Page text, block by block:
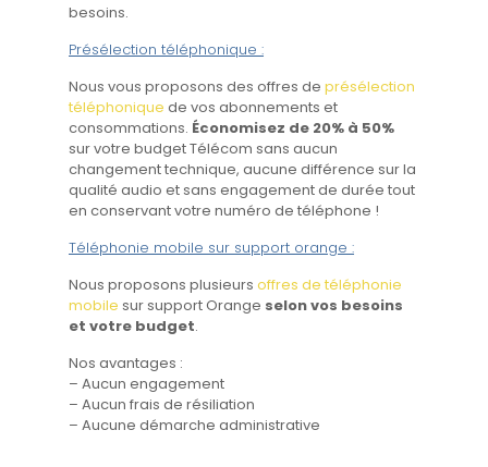
besoins.
Présélection téléphonique :
Nous vous proposons des offres deprésélection
téléphonique de vos abonnements et
consommations. Économisez de 20% à 50%
sur votre budget Télécom sans aucun
changement technique, aucune différence sur la
qualité audio et sans engagement de durée tout
en conservant votre numéro de téléphone !
Téléphonie mobile sur support orange :
Nous proposons plusieursoffres de téléphonie
mobile sur support Orange selon vos besoins
et votre budget.
Nos avantages :
– Aucun engagement
– Aucun frais de résiliation
– Aucune démarche administrative